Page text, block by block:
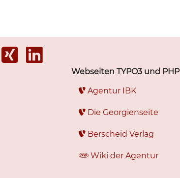
Webseiten TYPO3 und PHP
Agentur IBK
Die Georgienseite
Berscheid Verlag
Wiki der Agentur